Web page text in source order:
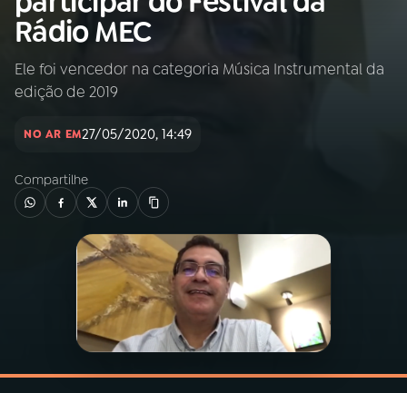
Início
01INÍCIO
03PROGRAMAÇÃO
PROGRAMAS
PODCASTS
Rádio MEC
Ele foi vencedor na categoria Música Instrumental da
edição de 2019
NO AR EM27/05/2020, 14:49
Compartilhe